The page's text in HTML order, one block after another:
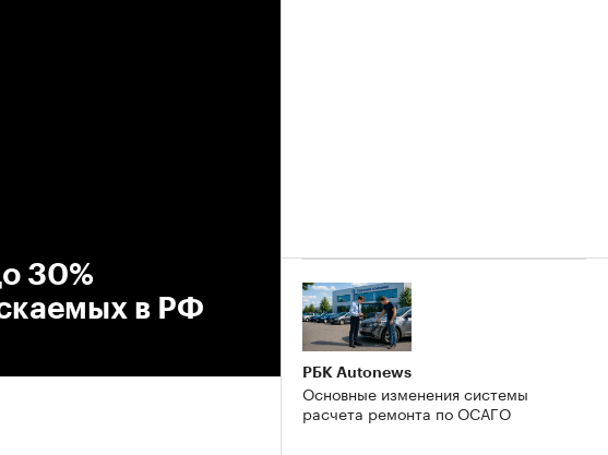
30%
в РФ
РБК Autonews
Основные изменения системы
расчета ремонта по ОСАГО